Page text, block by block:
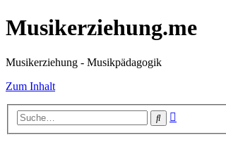
Musikerziehung.me
Musikerziehung - Musikpädagogik
Zum Inhalt
Suche